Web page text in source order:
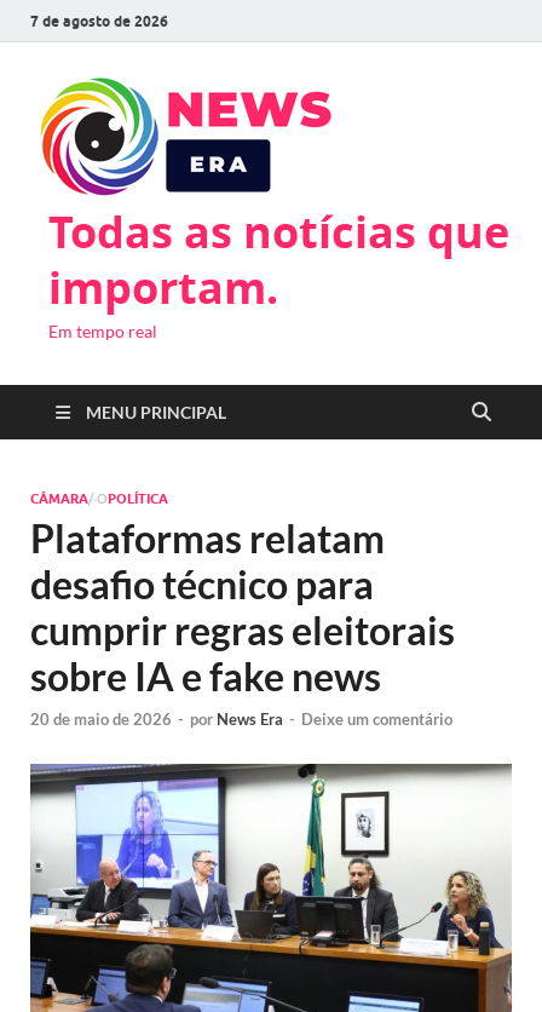
7 de agosto de 2026
Todas as notícias que
importam.
Em tempo real
MENU PRINCIPAL
CÂMARA/ OPOLÍTICA
Plataformas relatam
desafio técnico para
cumprir regras eleitorais
sobre IA e fake news
20 de maio de 2026 - por News Era - Deixe um comentário